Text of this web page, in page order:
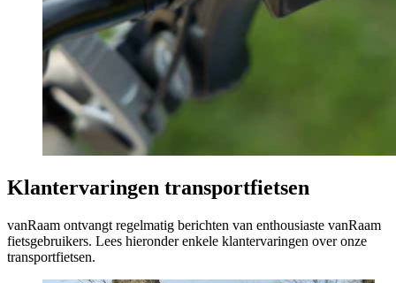
Klantervaringen transportfietsen
vanRaam ontvangt regelmatig berichten van enthousiaste vanRaam
fietsgebruikers. Lees hieronder enkele klantervaringen over onze
transportfietsen.